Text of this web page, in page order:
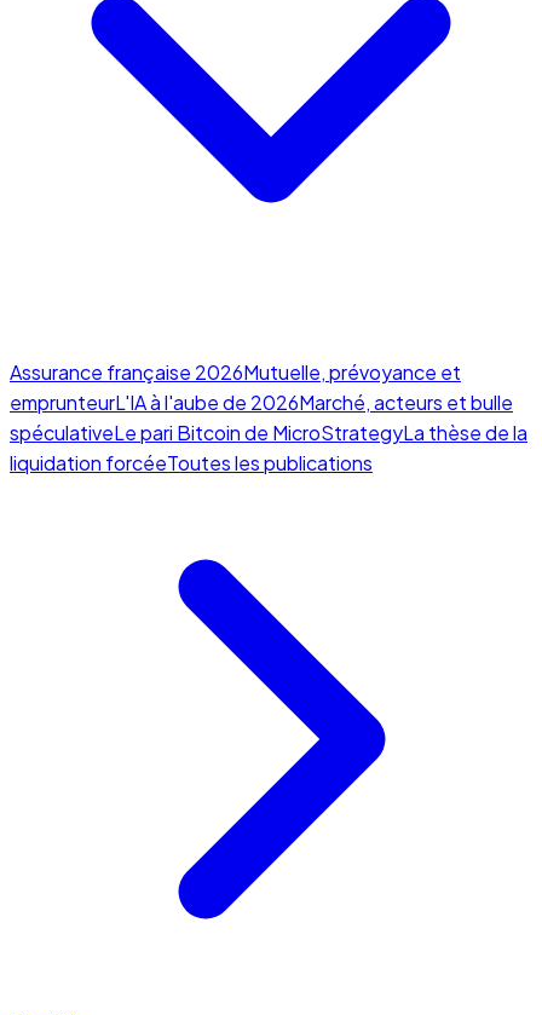
Assurance française 2026Mutuelle, prévoyance et
emprunteurL'IA à l'aube de 2026Marché, acteurs et bulle
spéculativeLe pari Bitcoin de MicroStrategyLa thèse de la
liquidation forcéeToutes les publications